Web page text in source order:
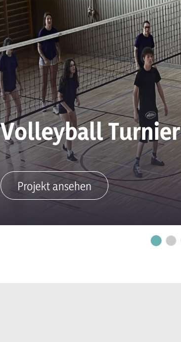
Volleyball Turnier
Projekt ansehen